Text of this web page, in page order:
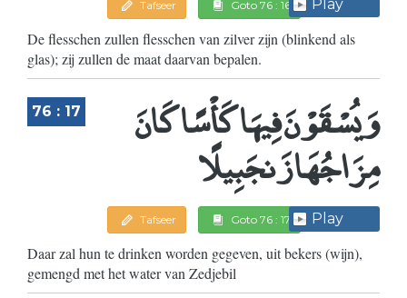
Tafseer Goto 76 : 16 Play
De flesschen zullen flesschen van zilver zijn (blinkend als
glas); zij zullen de maat daarvan bepalen.
76 : 17 وَيُسْقَوْنَ فِيهَا كَأْسًا كَانَ
مِزَاجُهَا زَنجَبِيلًا
Tafseer Goto 76 : 17 Play
Daar zal hun te drinken worden gegeven, uit bekers (wijn),
gemengd met het water van Zedjebil